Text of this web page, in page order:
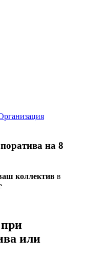
на 8
коллектив в
при
или